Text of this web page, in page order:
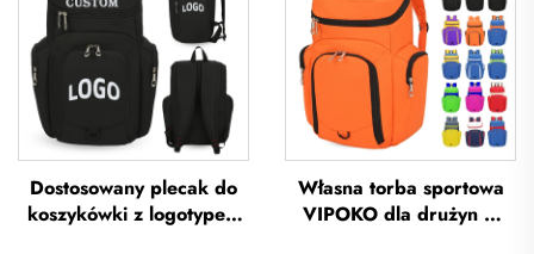
Dostosowany plecak do
koszykówki z logotypem
Własna torba sportowa
VIPOKO dla drużyn –